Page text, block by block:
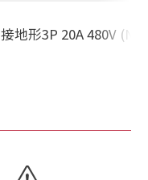
接地形3P 20A 480V